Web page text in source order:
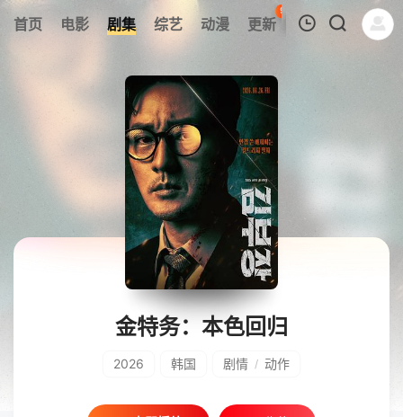
首页 电影 剧集 综艺 动漫 更新
97
热榜 APP
暂无观看影片的记录
金特务：本色回归
2026 韩国 剧情 / 动作